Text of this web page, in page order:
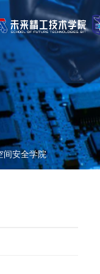
间安全学院